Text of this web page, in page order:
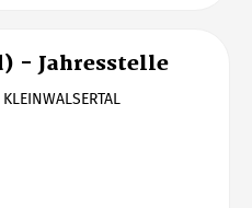
- Jahresstelle